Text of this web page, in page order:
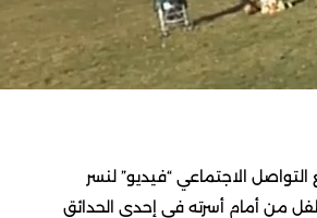
“فيديو” لنسر
أسرته في إحدى الحدائق